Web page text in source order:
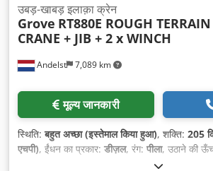
Andelst 7,089 km
उबड़-खाबड़ इलाक़ा क्रेन
Grove RT880E ROUGH TERRAIN
CRANE + JIB + 2 x WINCH
मूल्य जानकारी
स्थिति:बहुत अच्छा (इस्तेमाल किया हुआ), शक्ति: 205
एचपी), ईंधन का प्रकार: डीज़ल, रंग: पीला, उठाने की
, मस्त प्रकार: